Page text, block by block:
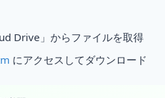
Drive」からファイルを取得
にアクセスしてダウンロード